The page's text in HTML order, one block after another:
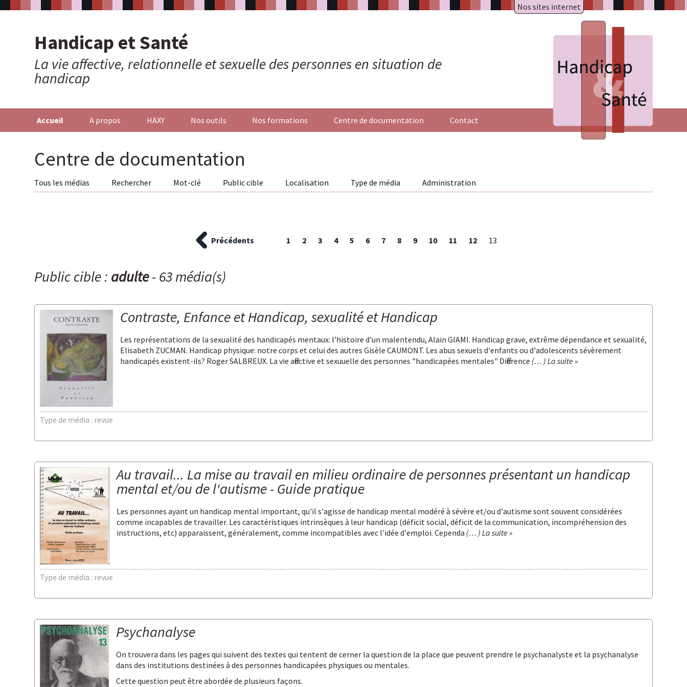
Handicap et Santé
La vie affective, relationnelle et sexuelle des personnes en situation de
handicap
Nos sites internet
A.R.A.P.H.
HAXY moteur
Accueil A propos HAXY Nos outils Nos formations Centre de documentation Contact
Centre de documentation
Tous les médias Rechercher Mot-clé Public cible Localisation Type de média Administration
Précédents 1 2 3 4 5 6 7 8 9 10 11 12 13
Public cible : adulte- 63 média(s)
Contraste, Enfance et Handicap, sexualité et Handicap
Les représentations de la sexualité des handicapés mentaux: l'histoire d'un malentendu, Alain GIAMI. Handicap grave, extrême dépendance et sexualité,
Elisabeth ZUCMAN. Handicap physique: notre corps et celui des autres Gisèle CAUMONT. Les abus sexuels d'enfants ou d'adolescents sévèrement
handicapés existent-ils? Roger SALBREUX. La vie affective et sexuuelle des personnes "handicapées mentales" Différence (… ) La suite »
Type de média : revue
Au travail... La mise au travail en milieu ordinaire de personnes présentant un handicap
mental et/ou de l'autisme - Guide pratique
Les personnes ayant un handicap mental important, qu'il s'agisse de handicap mental modéré à sévère et/ou d'autisme sont souvent considérées
comme incapables de travailler. Les caractéristiques intrinsèques à leur handicap (déficit social, déficit de la communication, incompréhension des
instructions, etc) apparaissent, généralement, comme incompatibles avec l'idée d'emploi. Cependa (… ) La suite »
Type de média : revue
Psychanalyse
On trouvera dans les pages qui suivent des textes qui tentent de cerner la question de la place que peuvent prendre le psychanalyste et la psychanalyse
dans des institutions destinées à des personnes handicapées physiques ou mentales.
Cette question peut être abordée de plusieurs façons.